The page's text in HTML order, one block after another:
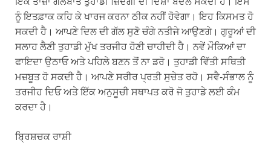
ਨੂੰ ਇਤਫ਼ਾਕ ਕਹਿ ਕੇ ਖਾਰਜ ਕਰਨਾ ਠੀਕ ਨਹੀਂ ਹੋਵੇਗਾ। ਇਹ ਕਿਸਮਤ ਹੋ
ਸਕਦੀ ਹੈ। ਆਪਣੇ ਦਿਲ ਦੀ ਗੱਲ ਸੁਣੋ ਚੰਗੇ ਨਤੀਜੇ ਆਉਣਗੇ। ਗੁਰੂਆਂ ਦੀ
ਸਲਾਹ ਲੈਣੀ ਤੁਹਾਡੀ ਮੁੱਖ ਤਰਜੀਹ ਹੋਣੀ ਚਾਹੀਦੀ ਹੈ। ਨਵੇਂ ਮੌਕਿਆਂ ਦਾ
ਫਾਇਦਾ ਉਠਾਓ ਅਤੇ ਪਹਿਲੇ ਬਣਨ ਤੋਂ ਨਾ ਡਰੋ। ਤੁਹਾਡੀ ਵਿੱਤੀ ਸਥਿਤੀ
ਮਜ਼ਬੂਤ ​​ਹੋ ਸਕਦੀ ਹੈ। ਆਪਣੇ ਸਰੀਰ ਪ੍ਰਤੀ ਸੁਚੇਤ ਰਹੋ। ਸਵੈ-ਸੰਭਾਲ ਨੂੰ
ਤਰਜੀਹ ਦਿਓ ਅਤੇ ਇੱਕ ਅਨੁਸੂਚੀ ਸਥਾਪਤ ਕਰੋ ਜੋ ਤੁਹਾਡੇ ਲਈ ਕੰਮ
ਕਰਦਾ ਹੈ।
ਬ੍ਰਿਸ਼ਚਕ ਰਾਸ਼ੀ